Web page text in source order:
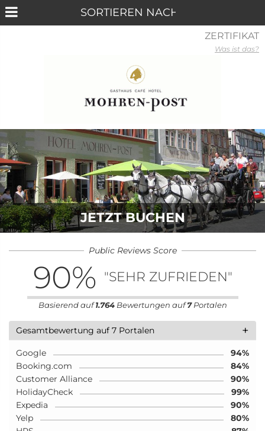
JETZT BUCHEN
Public Reviews Score
90% "SEHR ZUFRIEDEN"
Basierend auf1.764Bewertungen auf7Portalen
+
Gesamtbewertung auf 7 Portalen
Google
94%
Booking.com
84%
Customer Alliance
90%
HolidayCheck
99%
Expedia
90%
Yelp
80%
ZERTIFIKAT
Was ist das?